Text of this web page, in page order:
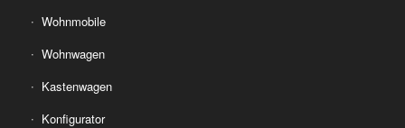
Wohnmobile
Wohnwagen
Kastenwagen
Konfigurator